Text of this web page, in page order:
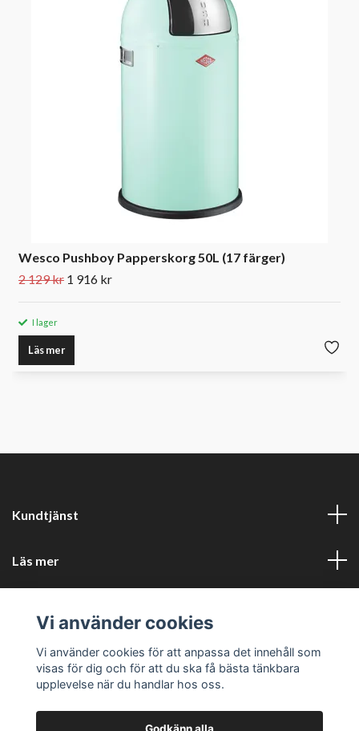
Wesco Pushboy Papperskorg 50L (17 färger)
2 129 kr 1 916 kr
I lager
Läs mer
Kundtjänst
Läs mer
Företagsuppgifter
Vi använder cookies
Vi använder cookies för att anpassa det innehåll som
visas för dig och för att du ska få bästa tänkbara
upplevelse när du handlar hos oss.
Godkänn alla